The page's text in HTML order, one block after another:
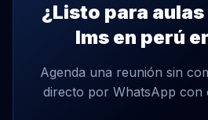
¿Listo para
lms en perú
Agenda una reunión sin
directo por WhatsApp con